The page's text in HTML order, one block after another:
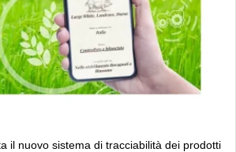
il nuovo sistema di tracciabilità dei prodotti